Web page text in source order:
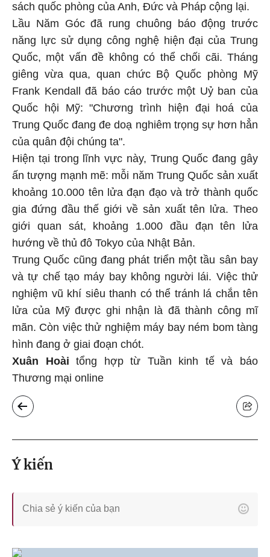
sách quốc phòng của Anh, Đức và Pháp cộng lại.
Lầu Năm Góc đã rung chuông báo động trước
năng lực sử dụng công nghệ hiện đại của Trung
Quốc, một vấn đề không có thể chối cãi. Tháng
giêng vừa qua, quan chức Bộ Quốc phòng Mỹ
Frank Kendall đã báo cáo trước một Uỷ ban của
Quốc hội Mỹ: "Chương trình hiện đại hoá của
Trung Quốc đang đe doạ nghiêm trọng sự hơn hẳn
của quân đội chúng ta".
Hiện tại trong lĩnh vực này, Trung Quốc đang gây
ấn tượng mạnh mẽ: mỗi năm Trung Quốc sản xuất
khoảng 10.000 tên lửa đạn đạo và trở thành quốc
gia đứng đầu thế giới về sản xuất tên lửa. Theo
giới quan sát, khoảng 1.000 đầu đạn tên lửa
hướng về thủ đô Tokyo của Nhật Bản.
Trung Quốc cũng đang phát triển một tầu sân bay
và tự chế tạo máy bay không người lái. Việc thử
nghiệm vũ khí siêu thanh có thể tránh lá chắn tên
lửa của Mỹ được ghi nhận là đã thành công mĩ
mãn. Còn việc thử nghiệm máy bay ném bom tàng
hình đang ở giai đoạn chót.
Xuân Hoài tổng hợp từ Tuần kinh tế và báo
Thương mại online
Ý kiến